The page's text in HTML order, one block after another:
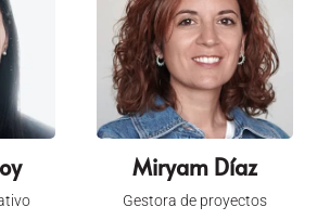
Miryam Díaz
Gestora de proyectos